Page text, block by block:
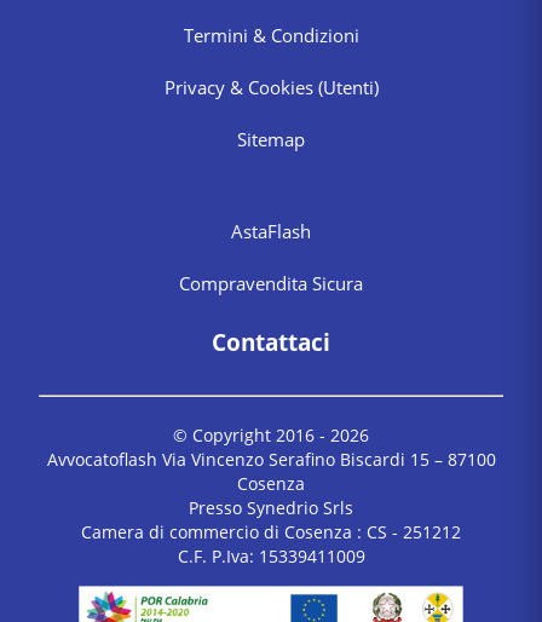
Termini & Condizioni
Privacy & Cookies (Utenti)
Sitemap
AstaFlash
Compravendita Sicura
Contattaci
© Copyright 2016 - 2026
Avvocatoflash Via Vincenzo Serafino Biscardi 15 – 87100
Cosenza
Presso Synedrio Srls
Camera di commercio di Cosenza : CS - 251212
C.F. P.Iva: 15339411009